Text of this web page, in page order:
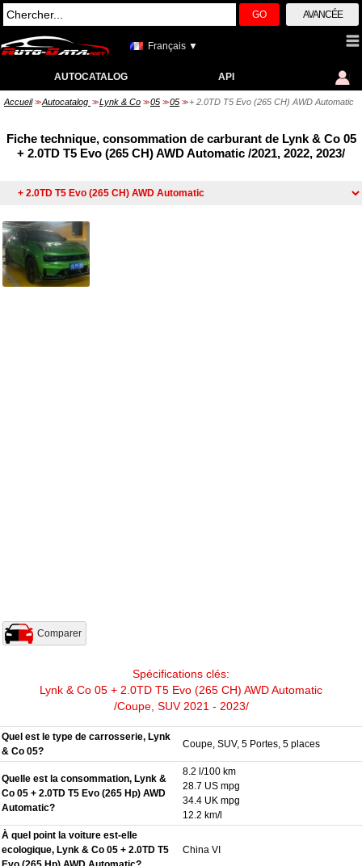
GO AVANCÉE
Français ▼
AUTOCATALOG API
Accueil >> Autocatalog >> Lynk & Co >> 05 >> 05 >> + 2.0TD T5 Evo (265 CH) AWD Automatic
Fiche technique, consommation de carburant de Lynk & Co 05
+ 2.0TD T5 Evo (265 CH) AWD Automatic /2021, 2022, 2023/
Comparer
Spécifications clés:
Lynk & Co 05 + 2.0TD T5 Evo (265 CH) AWD Automatic
/Coupe, SUV 2021 - 2023/
Quel est le type de carrosserie, Lynk
& Co 05?
Coupe, SUV, 5 Portes, 5 places
Quelle est la consommation, Lynk &
Co 05 + 2.0TD T5 Evo (265 Hp) AWD
Automatic?
8.2 l/100 km
28.7 US mpg
34.4 UK mpg
12.2 km/l
À quel point la voiture est-elle
ecologique, Lynk & Co 05 + 2.0TD T5
China VI